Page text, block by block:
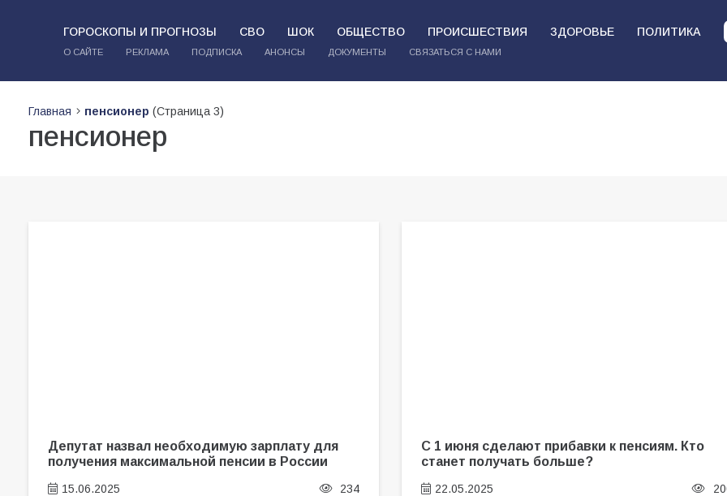
ГОРОСКОПЫ И ПРОГНОЗЫ СВО ШОК ОБЩЕСТВО ПРОИСШЕСТВИЯ ЗДОРОВЬЕ ПОЛИТИКА
О САЙТЕ РЕКЛАМА ПОДПИСКА АНОНСЫ ДОКУМЕНТЫ СВЯЗАТЬСЯ С НАМИ
Главная пенсионер (Страница 3)
пенсионер
Депутат назвал необходимую зарплату для
получения максимальной пенсии в России
15.06.2025 234
С 1 июня сделают прибавки к пенсиям. Кто
станет получать больше?
22.05.2025